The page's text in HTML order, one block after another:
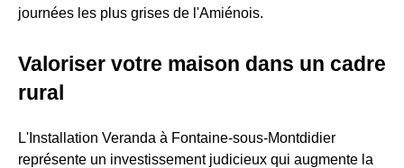
journées les plus grises de l'Amiénois.
Valoriser votre maison dans un cadre
rural
L'Installation Veranda à Fontaine-sous-Montdidier
représente un investissement judicieux qui augmente la